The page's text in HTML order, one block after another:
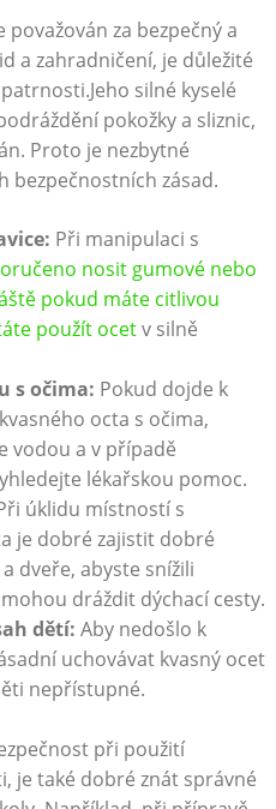
za bezpečný a
‌a​ zahradničení, je důležité⁣
silné kyselé
pokožky a sliznic,
Proto je⁢ nezbytné
bezpečnostních zásad.
Při manipulaci s
nosit gumové nebo
pokud máte citlivou
použít ocetv silně
s očima: Pokud dojde k
octa s očima,
vodou a v případě
lékařskou ​pomoc.
úklidu místností s
je dobré zajistit dobré
dveře, abyste⁣ snížili
dráždit dýchací cesty.
​dětí: Aby nedošlo k
uchovávat kvasný ocet
nepřístupné.
při použití
​je také dobré ‌znát správné